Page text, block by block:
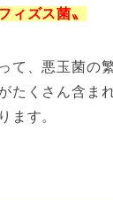
ィズス菌〟
て、悪玉菌の
たくさん含ま
ます。